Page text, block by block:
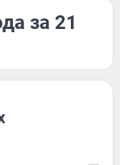
за 21